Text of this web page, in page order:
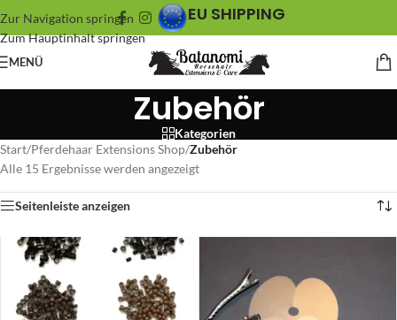
Zur Navigation springen
Zum Hauptinhalt springen
EU SHIPPING
MENÜ
Zubehör
Kategorien
Start/Pferdehaar Extensions Shop/Zubehör
Alle 15 Ergebnisse werden angezeigt
Seitenleiste anzeigen